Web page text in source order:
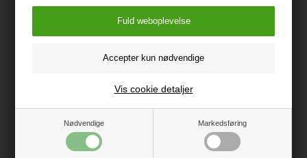
Nødvendige Markedsføring
Vis cookie detaljer
indstillings positioner i ryglænet.
Klapvognssædet er vendbart, så dit barn kan se både
fremad og bagud.
Kompatibelt udstyr